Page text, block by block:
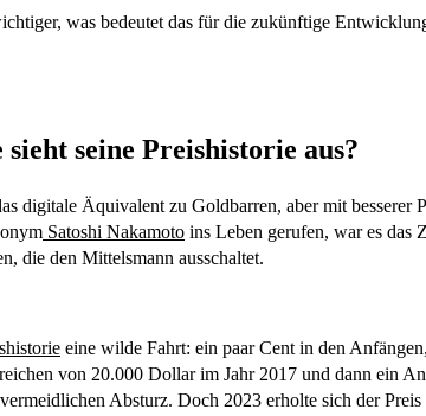
was bedeutet das für die zukünftige
seine Preishistorie aus?
digitale Äquivalent zu Goldbarren, aber mit besserer
Satoshi Nakamoto ins Leben gerufen, war es das
die den Mittelsmann ausschaltet.
eine wilde Fahrt: ein paar Cent in den
von 20.000 Dollar im Jahr 2017 und dann ein
Absturz. Doch 2023 erholte sich der